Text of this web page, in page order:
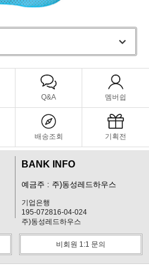
Q&A 멤버쉽
배송조회 기획전
BANK INFO
예금주 : 주)동성레드하우스
기업은행
195-072816-04-024
주)동성레드하우스
비회원 1:1 문의